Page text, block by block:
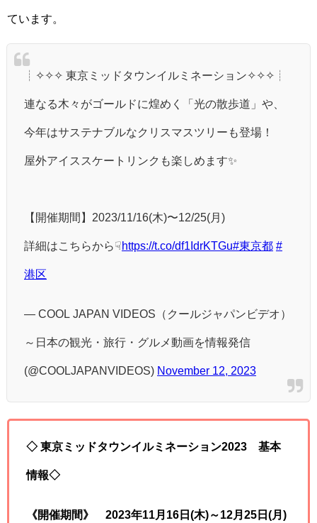
ています。
┊✧✧✧ 東京ミッドタウンイルミネーション✧✧✧┊
連なる木々がゴールドに煌めく「光の散歩道」や、
今年はサステナブルなクリスマスツリーも登場！
屋外アイススケートリンクも楽しめます✨
【開催期間】2023/11/16(木)〜12/25(月)
詳細はこちらから☟https://t.co/df1IdrKTGu#東京都 #
港区
— COOL JAPAN VIDEOS（クールジャパンビデオ）
～日本の観光・旅行・グルメ動画を情報発信
(@COOLJAPANVIDEOS) November 12, 2023
◇ 東京ミッドタウンイルミネーション2023 基本
情報◇
《開催期間》 2023年11月16日(木)～12月25日(月)